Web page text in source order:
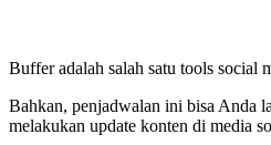
Buffer adalah salah satu tools social
Bahkan, penjadwalan ini bisa Anda
melakukan update konten di media